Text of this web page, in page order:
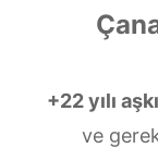
+22 yılı
ve